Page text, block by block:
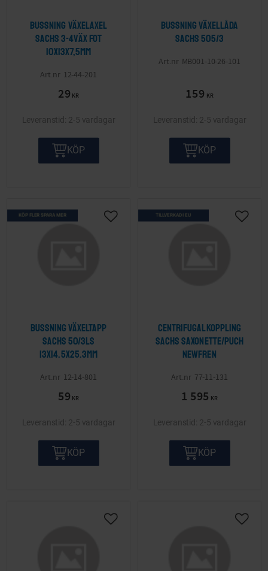
Bussning växelaxel
Sachs 3-4väx fot
10x13x7,5mm
12-44-201
29 KR
2-5 vardagar
KÖP
Bussning växellåda
Sachs 505/3
MB001-10-26-101
159 KR
2-5 vardagar
KÖP
Bussning växeltapp
Sachs 50/3LS
13x14.5x25.3mm
12-14-801
59 KR
KÖP FLER SPARA MER
Lägg till i önskelista
2-5 vardagar
KÖP
Centrifugalkoppling
Sachs Saxonette/Puch
Newfren
77-11-131
1 595 KR
TILLVERKAD I EU
Lägg
2-5 vardagar
KÖP
Lägg till i önskelista Lägg